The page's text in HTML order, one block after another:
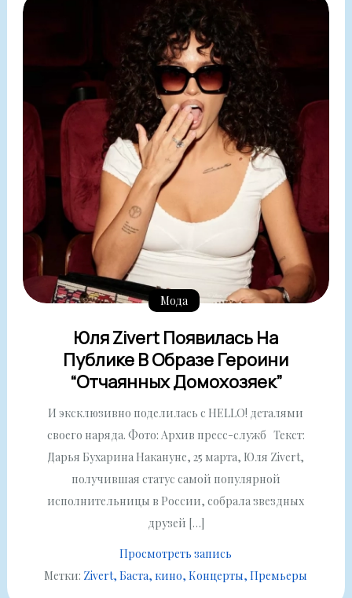
Мода
Юля Zivert Появилась На
Публике В Образе Героини
“Отчаянных Домохозяек”
И эксклюзивно поделилась с HELLO! деталями
своего наряда. Фото: Архив пресс-служб Текст:
Дарья Бухарина Накануне, 25 марта, Юля Zivert,
получившая статус самой популярной
исполнительницы в России, собрала звездных
друзей […]
Просмотреть запись
Метки: Zivert Баста кино Концерты Премьеры